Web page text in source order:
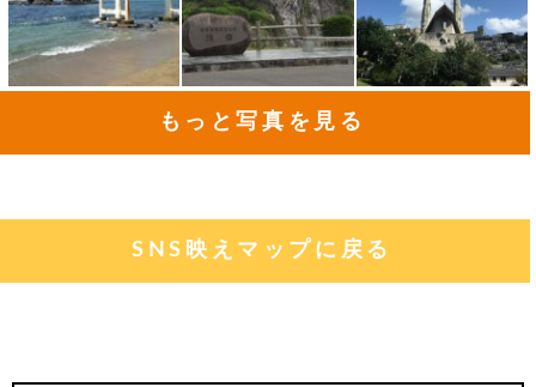
もっと写真を見る
SNS映えマップに戻る